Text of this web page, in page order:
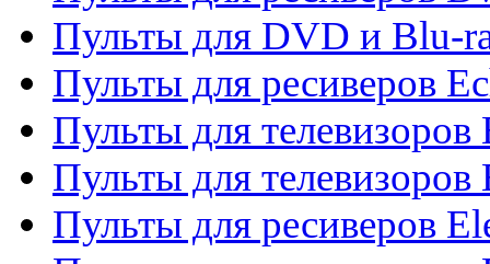
Пульты для DVD и Blu-
Пульты для ресиверов
Пульты для телевизоров
Пульты для телевизоров
Пульты для ресиверов